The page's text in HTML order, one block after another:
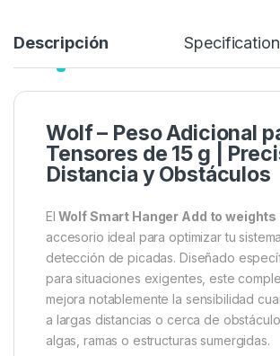
Descripción Specification
Wolf – Peso Adicional
Tensores de 15 g |
Distancia y Obstáculos
El Wolf Smart Hanger Add to weights
accesorio ideal para optimizar tu
detección de picadas. Diseñado
para situaciones exigentes, este
mejora notablemente la sensibilidad
a largas distancias o cerca de
algas, ramas o estructuras sumergidas.